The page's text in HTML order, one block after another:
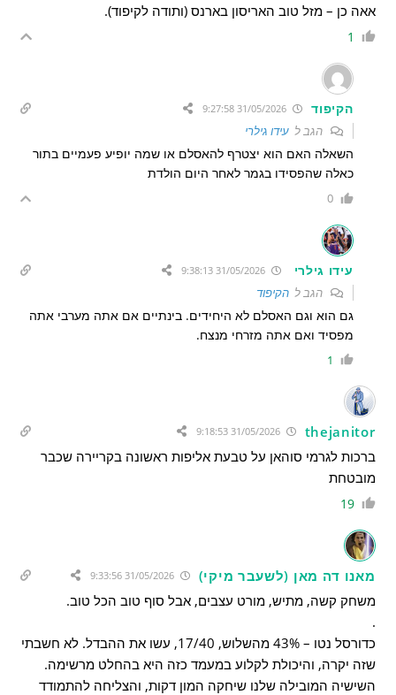
אאה כן – מזל טוב האריסון בארנס (ותודה לקיפוד).
1
הקיפוד
הגב לעידו גילרי
השאלה האם הוא יצטרף להאסלם או שמה יופיע פעמיים בתור
כאלה שהפסידו בגמר לאחר היום הולדת
0
עידו גילרי 31/05/2026 9:38:13
הגב להקיפוד
גם הוא וגם האסלם לא היחידים. בינתיים אם אתה מערבי אתה
מפסיד ואם אתה מזרחי מנצח.
1
thejanitor
31/05/2026 9:18:53
ברכות לגרמי סוהאן על טבעת אליפות ראשונה בקריירה שכבר
מובטחת
19
מאנו דה מאן (לשעבר מיקי) 31/05/2026 9:33:56
משחק קשה, מתיש, מורט עצבים, אבל סוף טוב הכל טוב.
.
כדורסל נטו – 43% מהשלוש, 17/40, עשו את ההבדל. לא חשבתי
שזה יקרה, והיכולת לקלוע במעמד כזה היא בהחלט מרשימה.
השישיה המובילה שלנו שיחקה המון דקות, והצליחה להתמודד